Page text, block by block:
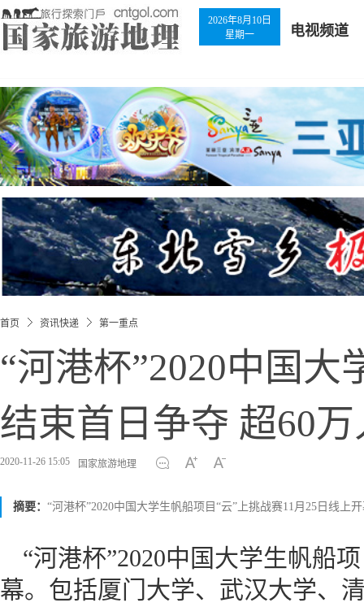
2026年8月10日
星期一
电视频道
首页 资讯快递 第一重点
“河港杯”2020中国大
结束首日争夺 超60
2020-11-26 15:05 国家旅游地理
摘要： “河港杯”2020中国大学生帆船项目“云”上挑战赛11月25日线上
“河港杯”2020中国大学生帆船
幕。包括厦门大学、武汉大学、